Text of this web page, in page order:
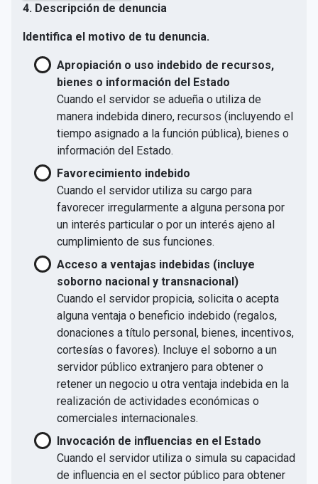
4. Descripción de denuncia
Identifica el motivo de tu denuncia.
Apropiación o uso indebido de recursos,
bienes o información del Estado
Cuando el servidor se adueña o utiliza de
manera indebida dinero, recursos (incluyendo el
tiempo asignado a la función pública), bienes o
información del Estado.
Favorecimiento indebido
Cuando el servidor utiliza su cargo para
favorecer irregularmente a alguna persona por
un interés particular o por un interés ajeno al
cumplimiento de sus funciones.
Acceso a ventajas indebidas (incluye
soborno nacional y transnacional)
Cuando el servidor propicia, solicita o acepta
alguna ventaja o beneficio indebido (regalos,
donaciones a título personal, bienes, incentivos,
cortesías o favores). Incluye el soborno a un
servidor público extranjero para obtener o
retener un negocio u otra ventaja indebida en la
realización de actividades económicas o
comerciales internacionales.
Invocación de influencias en el Estado
Cuando el servidor utiliza o simula su capacidad
de influencia en el sector público para obtener